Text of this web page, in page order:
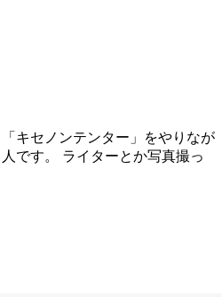
キセノンテンター」をやりなが
です。 ライターとか写真撮っ